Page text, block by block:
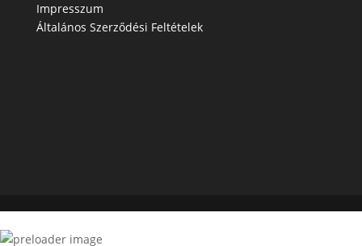
Impresszum
Általános Szerződési Feltételek